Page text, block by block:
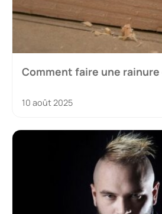
Comment faire une rainure
10 août 2025